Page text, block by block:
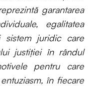
garantarea
egalitatea
sistem juridic care
justiției în rândul
pentru care
în fiecare